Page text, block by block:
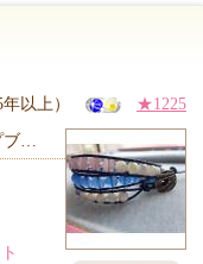
以上） ★1225
ブ…